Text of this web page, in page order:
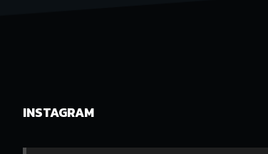
INSTAGRAM